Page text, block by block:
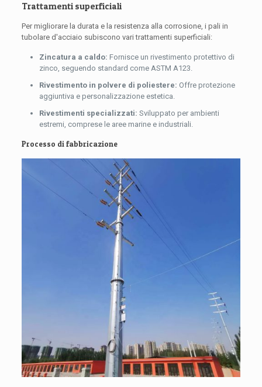
Trattamenti superficiali
Per migliorare la durata e la resistenza alla corrosione, i pali in
tubolare d'acciaio subiscono vari trattamenti superficiali:
Zincatura a caldo: Fornisce un rivestimento protettivo di
zinco, seguendo standard come ASTM A123.
Rivestimento in polvere di poliestere: Offre protezione
aggiuntiva e personalizzazione estetica.
Rivestimenti specializzati: Sviluppato per ambienti
estremi, comprese le aree marine e industriali.
Processo di fabbricazione